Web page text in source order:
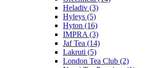
Heladiv (3)
Hyleys (5)
Hyton (16)
IMPRA (3)
Jaf Tea (14)
Lakruti (5)
London Tea Club (2)